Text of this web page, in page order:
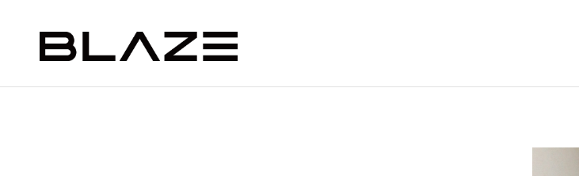
ABOUT
私たちについて